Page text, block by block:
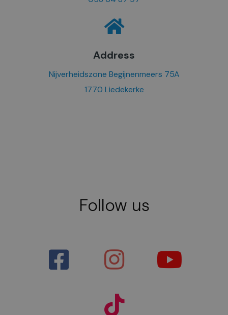
Address
Nijverheidszone Begijnenmeers 75A
1770 Liedekerke
Follow us